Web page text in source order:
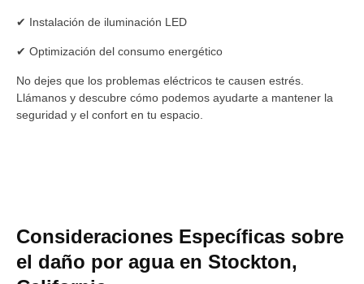
✔ Instalación de iluminación LED
✔ Optimización del consumo energético
No dejes que los problemas eléctricos te causen estrés.
Llámanos y descubre cómo podemos ayudarte a mantener la
seguridad y el confort en tu espacio.
Consideraciones Específicas sobre
el daño por agua en Stockton,